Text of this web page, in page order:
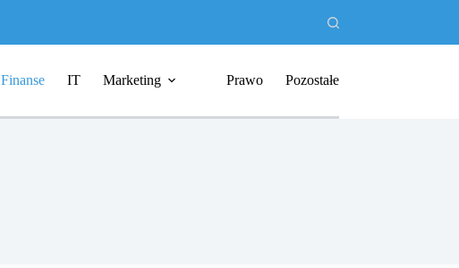
Finanse IT Marketing Prawo Pozostałe